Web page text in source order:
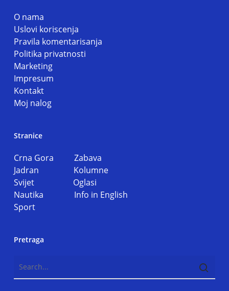
O nama
Uslovi koriscenja
Pravila komentarisanja
Politika privatnosti
Marketing
Impresum
Kontakt
Moj nalog
Stranice
Crna Gora Zabava
Jadran Kolumne
Svijet Oglasi
Nautika Info in English
Sport
Pretraga